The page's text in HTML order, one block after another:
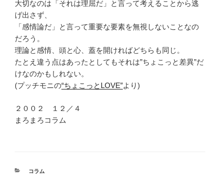
大切なのは「それは理屈だ」と言って考えることから逃
げ出さず、
「感情論だ」と言って重要な要素を無視しないことなの
だろう。
理論と感情、頭と心、蓋を開ければどちらも同じ。
たとえ違う点はあったとしてもそれは”ちょこっと差異”だ
けなのかもしれない。
(プッチモニの“ちょこっとLOVE”より)
２００２ １２／４
まろまろコラム
カ
コラム